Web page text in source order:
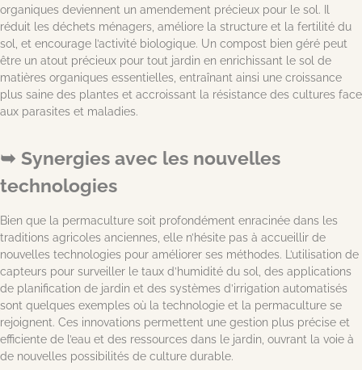
organiques deviennent un amendement précieux pour le sol. Il
réduit les déchets ménagers, améliore la structure et la fertilité du
sol, et encourage l’activité biologique. Un compost bien géré peut
être un atout précieux pour tout jardin en enrichissant le sol de
matières organiques essentielles, entraînant ainsi une croissance
plus saine des plantes et accroissant la résistance des cultures face
aux parasites et maladies.
Synergies avec les nouvelles
technologies
Bien que la permaculture soit profondément enracinée dans les
traditions agricoles anciennes, elle n’hésite pas à accueillir de
nouvelles technologies pour améliorer ses méthodes. L’utilisation de
capteurs pour surveiller le taux d’humidité du sol, des applications
de planification de jardin et des systèmes d’irrigation automatisés
sont quelques exemples où la technologie et la permaculture se
rejoignent. Ces innovations permettent une gestion plus précise et
efficiente de l’eau et des ressources dans le jardin, ouvrant la voie à
de nouvelles possibilités de culture durable.